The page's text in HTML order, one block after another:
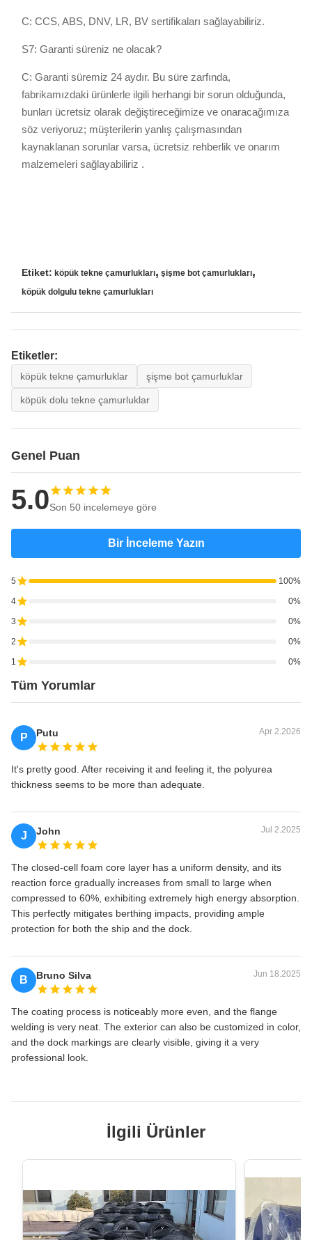
C: CCS, ABS, DNV, LR, BV sertifikaları sağlayabiliriz.
S7: Garanti süreniz ne olacak?
C: Garanti süremiz 24 aydır. Bu süre zarfında,
fabrikamızdaki ürünlerle ilgili herhangi bir sorun olduğunda,
bunları ücretsiz olarak değiştireceğimize ve onaracağımıza
söz veriyoruz; müşterilerin yanlış çalışmasından
kaynaklanan sorunlar varsa, ücretsiz rehberlik ve onarım
malzemeleri sağlayabiliriz .
Etiket: köpük tekne çamurlukları, şişme bot çamurlukları,
köpük dolgulu tekne çamurlukları
Etiketler:
köpük tekne çamurluklar şişme bot çamurluklar
köpük dolu tekne çamurluklar
Genel Puan
5.0Son 50 incelemeye göre
Bir İnceleme Yazın
5 100%
4 0%
3 0%
2 0%
1 0%
Tüm Yorumlar
P Putu Apr 2.2026
It's pretty good. After receiving it and feeling it, the polyurea
thickness seems to be more than adequate.
J John Jul 2.2025
The closed-cell foam core layer has a uniform density, and its
reaction force gradually increases from small to large when
compressed to 60%, exhibiting extremely high energy absorption.
This perfectly mitigates berthing impacts, providing ample
protection for both the ship and the dock.
B Bruno Silva Jun 18.2025
The coating process is noticeably more even, and the flange
welding is very neat. The exterior can also be customized in color,
and the dock markings are clearly visible, giving it a very
professional look.
İlgili Ürünler